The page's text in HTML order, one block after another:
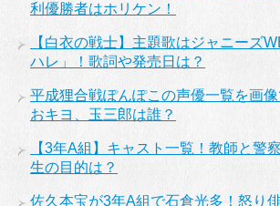
利優勝者はホリケン！
【白衣の戦士】主題歌はジャニーズ
ハレ」！歌詞や発売日は？
平成狸合戦ぽんぽこの声優一覧を画
おキヨ、玉三郎は誰？
【3年A組】キャスト一覧！教師と警
生の目的は？
佐久本宝が3年A組で石倉光多！怒り